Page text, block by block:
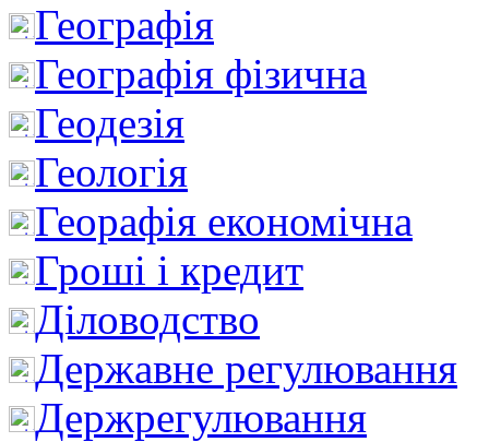
Географія
Географія фізична
Геодезія
Геологія
Георафія економічна
Гроші і кредит
Діловодство
Державне регулювання
Держрегулювання